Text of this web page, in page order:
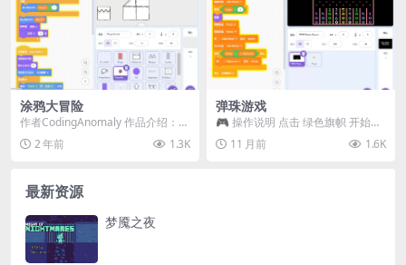
涂鸦大冒险
作者CodingAnomaly 作品介绍：
🖊️ 欢迎来到《涂鸦大冒险》！
🏃‍...2 年前 1.3K
弹珠游戏
🎮 操作说明 点击 绿色旗帜 开始游
戏 使用 左右方向键 移动 按下 空格
键 放...11 月前 1.6K
最新资源
梦魇之夜